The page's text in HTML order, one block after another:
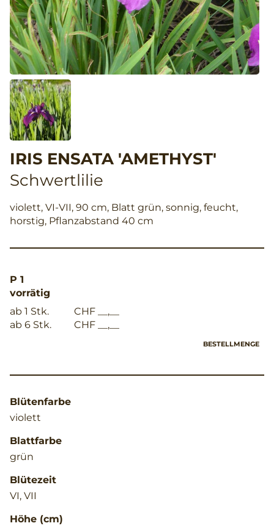
IRIS ENSATA 'AMETHYST'
Schwertlilie
violett, VI-VII, 90 cm, Blatt grün, sonnig, feucht,
horstig, Pflanzabstand 40 cm
P 1
vorrätig
ab 1 Stk.
CHF __,__
ab 6 Stk.
CHF __,__
BESTELLMENGE
Blütenfarbe
violett
Blattfarbe
grün
Blütezeit
VI, VII
Höhe (cm)